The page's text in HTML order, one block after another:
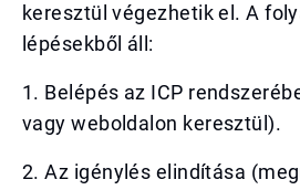
keresztül végezhetik el. A
lépésekből áll:
1. Belépés az ICP
vagy weboldalon keresztül).
2. Az igénylés elindítása